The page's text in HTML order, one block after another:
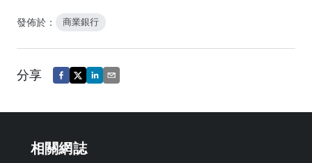
發佈於： 商業銀行
分享
相關網誌